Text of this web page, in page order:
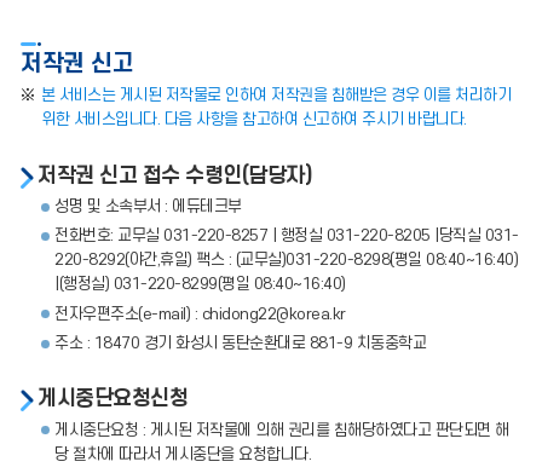
저작권 신고
본 서비스는 게시된 저작물로 인하여 저작권을 침해받은 경우 이를 처리하기
위한 서비스입니다. 다음 사항을 참고하여 신고하여 주시기 바랍니다.
저작권 신고 접수 수령인(담당자)
성명 및 소속부서 : 에듀테크부
전화번호: 교무실 031-220-8257 | 행정실 031-220-8205 |당직실 031-
220-8292(야간,휴일) 팩스 : (교무실)031-220-8298(평일 08:40~16:40)
|(행정실) 031-220-8299(평일 08:40~16:40)
전자우편주소(e-mail) : chidong22@korea.kr
주소 : 18470 경기 화성시 동탄순환대로 881-9 치동중학교
게시중단요청신청
게시중단요청 : 게시된 저작물에 의해 권리를 침해당하였다고 판단되면 해
당 절차에 따라서 게시중단을 요청합니다.